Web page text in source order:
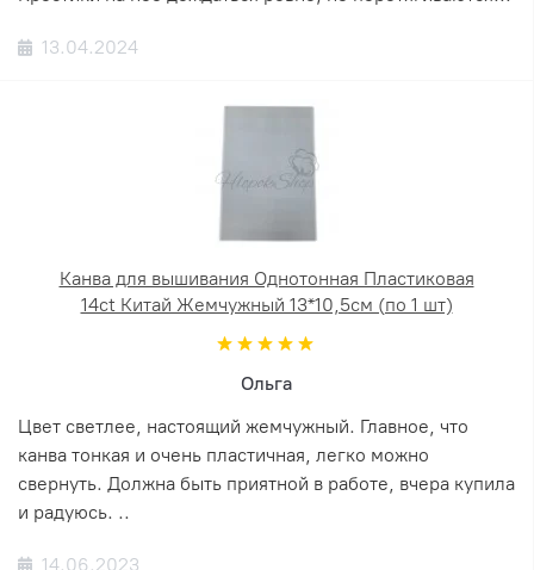
13.04.2024
Канва для вышивания Однотонная Пластиковая
14ct Китай Жемчужный 13*10,5см (по 1 шт)
Ольга
Цвет светлее, настоящий жемчужный. Главное, что
канва тонкая и очень пластичная, легко можно
свернуть. Должна быть приятной в работе, вчера купила
и радуюсь. ..
14.06.2023